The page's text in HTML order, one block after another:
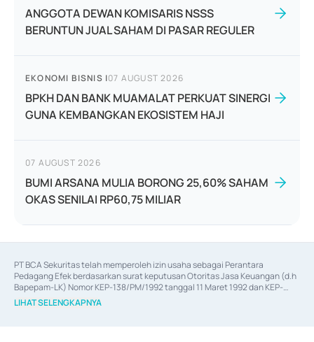
ANGGOTA DEWAN KOMISARIS NSSS
BERUNTUN JUAL SAHAM DI PASAR REGULER
EKONOMI BISNIS |07 AUGUST 2026
BPKH DAN BANK MUAMALAT PERKUAT SINERGI
GUNA KEMBANGKAN EKOSISTEM HAJI
07 AUGUST 2026
BUMI ARSANA MULIA BORONG 25,60% SAHAM
OKAS SENILAI RP60,75 MILIAR
PT BCA Sekuritas telah memperoleh izin usaha sebagai Perantara
Pedagang Efek berdasarkan surat keputusan Otoritas Jasa Keuangan (d.h
Bapepam-LK) Nomor KEP-138/PM/1992 tanggal 11 Maret 1992 dan KEP-
06/D.04/2014 tanggal 28 Februari 2014, izin usaha sebagai Penjamin Emisi
Efek berdasarkan surat keputusan Otoritas Jasa Keuangan Nomor KEP-
LIHAT SELENGKAPNYA